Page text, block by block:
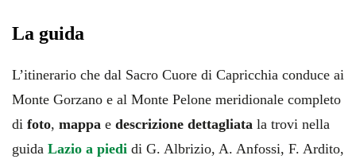
La guida
L’itinerario che dal Sacro Cuore di Capricchia conduce ai
Monte Gorzano e al Monte Pelone meridionale completo
di foto, mappa e descrizione dettagliata la trovi nella
guida Lazio a piedi di G. Albrizio, A. Anfossi, F. Ardito,